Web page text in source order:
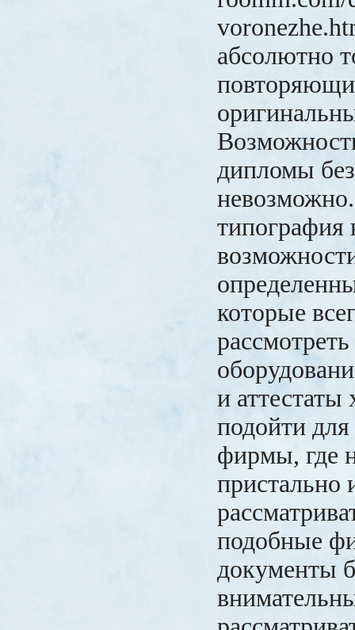
абсолютно
дипломы
типография
которые
и
подойти
фирмы, где
пристально
подобные
документы